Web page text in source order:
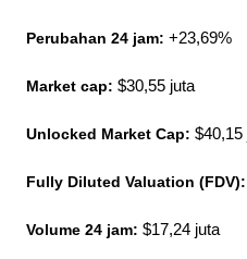
Perubahan 24 jam: +23,69%
Market cap: $30,55 juta
Unlocked Market Cap: $40,15
Fully Diluted Valuation (FDV):
Volume 24 jam: $17,24 juta